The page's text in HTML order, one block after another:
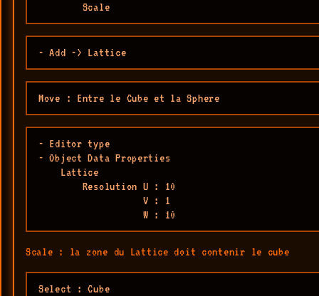
        Scale
- Add -> Lattice
Move : Entre le Cube et la Sphere
- Editor type
- Object Data Properties
    Lattice
        Resolution U : 10
                   V : 1
                   W : 10
Scale : la zone du Lattice doit contenir le cube
Select : Cube